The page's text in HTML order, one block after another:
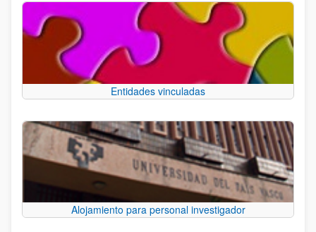
Entidades vinculadas
Alojamiento para personal investigador